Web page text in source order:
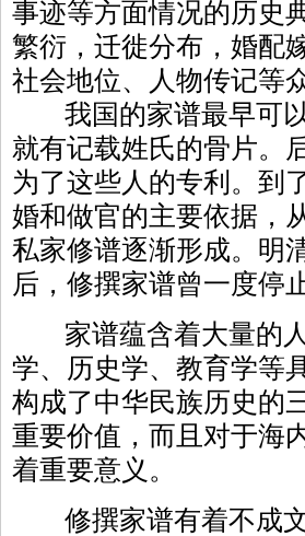
事迹等方面情况的历史
繁衍，迁徙分布，婚配
社会地位、人物传记等
我国的家谱最早可以
就有记载姓氏的骨片。
为了这些人的专利。到
婚和做官的主要依据，
私家修谱逐渐形成。明
后，修撰家谱曾一度停止
家谱蕴含着大量的人
学、历史学、教育学等
构成了中华民族历史的
重要价值，而且对于海
着重要意义。
修撰家谱有着不成文